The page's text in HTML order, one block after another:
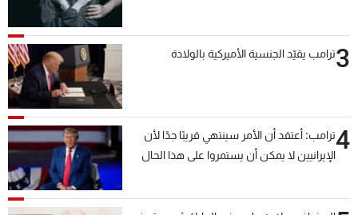
3ترامب يقيّد الجنسية الأميركية بالولادة
4ترامب: أعتقد أن الأمر سينتهي قريبًا جدًا لأن
الإيرانيين لا يمكن أن يستمروا على هذا الحال